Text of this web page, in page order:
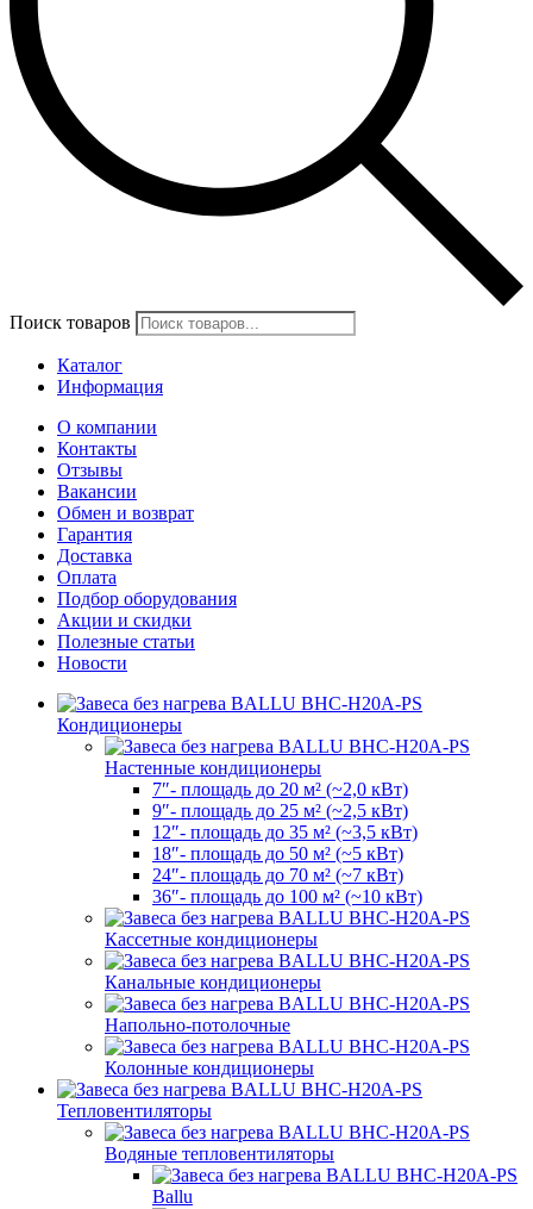
Поиск товаров
Каталог
Информация
О компании
Контакты
Отзывы
Вакансии
Обмен и возврат
Гарантия
Доставка
Оплата
Подбор оборудования
Акции и скидки
Полезные статьи
Новости
Кондиционеры
Настенные кондиционеры
7″- площадь до 20 м² (~2,0 кВт)
9″- площадь до 25 м² (~2,5 кВт)
12″- площадь до 35 м² (~3,5 кВт)
18″- площадь до 50 м² (~5 кВт)
24″- площадь до 70 м² (~7 кВт)
36″- площадь до 100 м² (~10 кВт)
Кассетные кондиционеры
Канальные кондиционеры
Напольно-потолочные
Колонные кондиционеры
Тепловентиляторы
Водяные тепловентиляторы
Ballu